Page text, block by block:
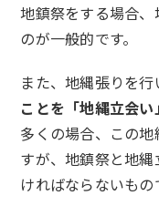
地鎮祭をする場合
のが一般的です。
また、地縄張りを行
ことを「地縄立会い」
多くの場合、この
すが、地鎮祭と地
ければならないもの